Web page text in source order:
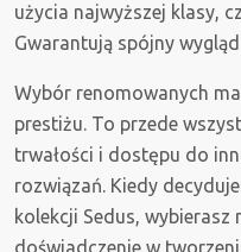
użycia najwyższej klasy,
Gwarantują spójny
Wybór renomowanych
prestiżu. To przede
trwałości i dostępu do
rozwiązań. Kiedy
kolekcji Sedus, wybierasz
doświadczenie w